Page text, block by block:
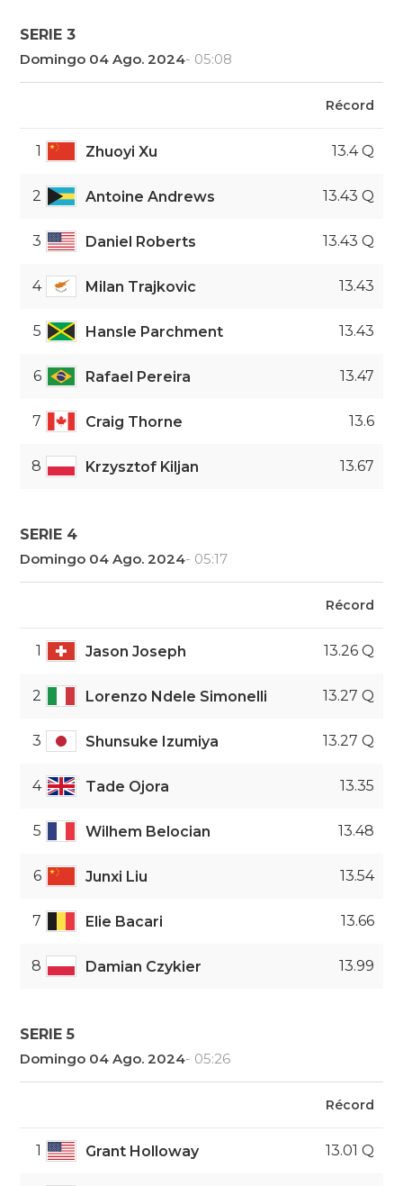
SERIE 3
Domingo 04 Ago. 2024- 05:08
Récord
1 Zhuoyi Xu 13.4 Q
2 Antoine Andrews 13.43 Q
3 Daniel Roberts 13.43 Q
4 Milan Trajkovic 13.43
5 Hansle Parchment 13.43
6 Rafael Pereira 13.47
7 Craig Thorne 13.6
8 Krzysztof Kiljan 13.67
SERIE 4
Domingo 04 Ago. 2024- 05:17
Récord
1 Jason Joseph 13.26 Q
2 Lorenzo Ndele Simonelli 13.27 Q
3 Shunsuke Izumiya 13.27 Q
4 Tade Ojora 13.35
5 Wilhem Belocian 13.48
6 Junxi Liu 13.54
7 Elie Bacari 13.66
8 Damian Czykier 13.99
SERIE 5
Domingo 04 Ago. 2024- 05:26
Récord
1 Grant Holloway 13.01 Q